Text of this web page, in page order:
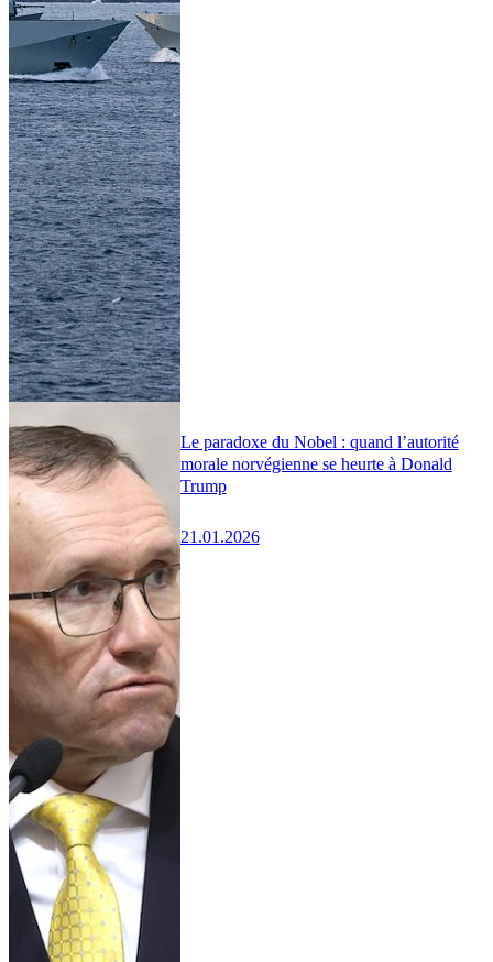
Le paradoxe du Nobel : quand l’autorité
morale norvégienne se heurte à Donald
Trump
21.01.2026